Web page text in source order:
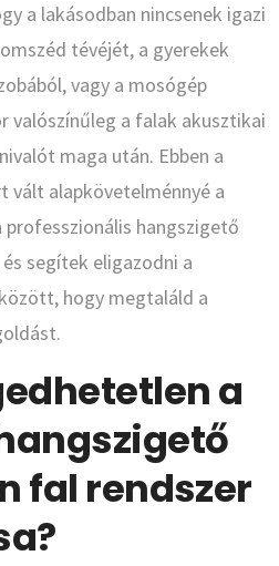
a lakásodban nincsenek igazi
tévéjét, a gyerekek
vagy a mosógép
valószínűleg a falak akusztikai
maga után. Ebben a
vált alapkövetelménnyé a
hangszigető
segítek eligazodni a
hogy megtaláld a
a
fal rendszer